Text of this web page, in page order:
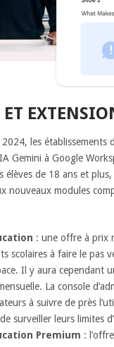
les établissements
Gemini à Google
élèves de 18 ans et
nouveaux modules
: une offre à prix
scolaires à faire le pas
Il y aura cependant
La console
à suivre de près
surveiller leurs limites
Premium :